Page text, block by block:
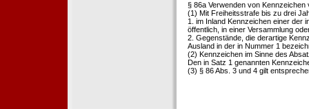
§ 86a Verwenden von
(1) Mit Freiheitsstrafe bis zu drei
1. im Inland Kennzeichen einer der
öffentlich, in einer Versammlung
2. Gegenstände, die derartige
Ausland in der in Nummer 1
(2) Kennzeichen im Sinne des
Den in Satz 1 genannten
(3) § 86 Abs. 3 und 4 gilt